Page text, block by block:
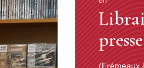
presse
(Frémeaux